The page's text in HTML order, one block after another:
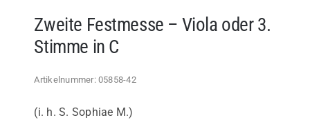
Kontakt
Zweite Festmesse – Viola oder 3.
Stimme in C
Artikelnummer: 05858-42
(i. h. S. Sophiae M.)